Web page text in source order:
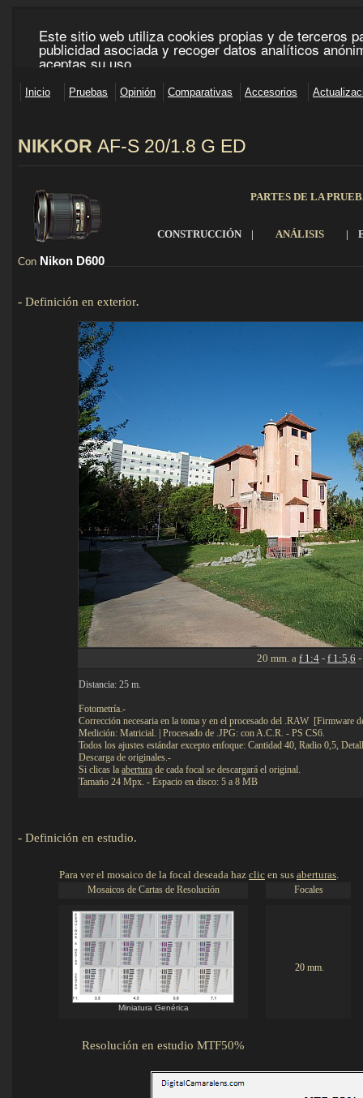
NIKKOR AF-S 20/1.8 G ED
PARTES DE LA
CONSTRUCCIÓN | ANÁLISIS |
Con Nikon D600
- Definición en exterior.
20 mm. a f 1:4 - f 1:5,6
Distancia: 25 m.
Fotometría.-
Corrección necesaria en la toma y en el procesado del .RAW [Firmware
Medición: Matricial. | Procesado de .JPG: con A.C.R. - PS CS6.
Todos los ajustes estándar excepto enfoque: Cantidad 40, Radio 0,5,
Descarga de originales.-
Si clicas la abertura de cada focal se descargará el original.
Tamańo 24 Mpx. - Espacio en disco: 5 a 8 MB
- Definición en estudio.
Para ver el mosaico de la focal deseada haz clic en sus aberturas.
Mosaicos de Cartas de Resolución Focales
Miniatura Genérica
20 mm.
Resolución en estudio MTF50%